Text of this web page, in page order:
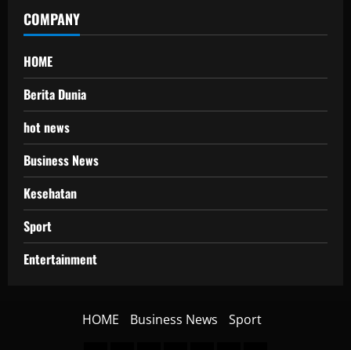
COMPANY
HOME
Berita Dunia
hot news
Business News
Kesehatan
Sport
Entertainment
HOME Business News Sport